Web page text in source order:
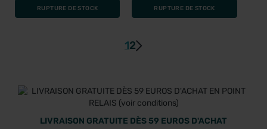
RUPTURE DE STOCK RUPTURE DE STOCK
12
LIVRAISON GRATUITE DÈS 59 EUROS D'ACHAT